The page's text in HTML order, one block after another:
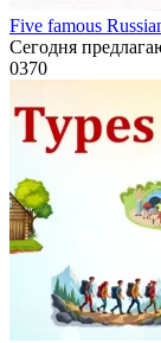
Five famous
Сегодня
0370